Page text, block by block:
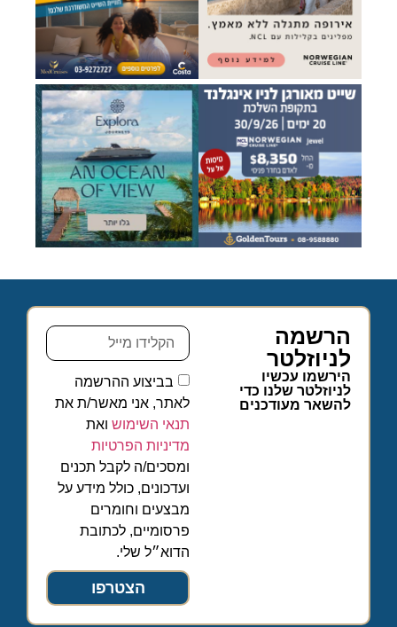
הרשמה
לניוזלטר
הירשמו עכשיו
לניוזלטר שלנו כדי
להשאר מעודכנים
בביצוע ההרשמה
לאתר, אני מאשר/ת את
תנאי השימוש ואת
מדיניות הפרטיות
ומסכים/ה לקבל תכנים
ועדכונים, כולל מידע על
מבצעים וחומרים
פרסומיים, לכתובת
הדוא״ל שלי.
הצטרפו